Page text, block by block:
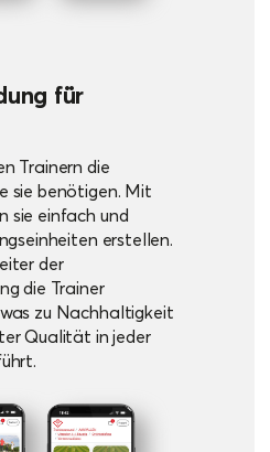
für
Trainern die
sie benötigen. Mit
sie einfach und
erstellen.
der
die Trainer
zu Nachhaltigkeit
Qualität in jeder